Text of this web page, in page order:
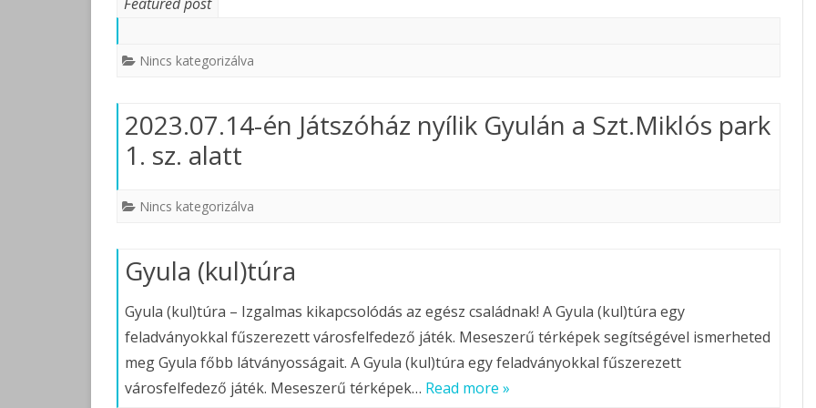
Nincs kategorizálva
2023.07.14-én Játszóház nyílik Gyulán a Szt.Miklós park
1. sz. alatt
Nincs kategorizálva
Gyula (kul)túra
Gyula (kul)túra – Izgalmas kikapcsolódás az egész családnak! A Gyula (kul)túra egy
feladványokkal fűszerezett városfelfedező játék. Meseszerű térképek segítségével ismerheted
meg Gyula főbb látványosságait. A Gyula (kul)túra egy feladványokkal fűszerezett
városfelfedező játék. Meseszerű térképek… Read more »